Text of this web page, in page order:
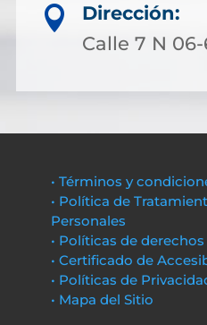

Dirección:
Calle 7 N
• Términos y
• Política de
Personales
• Políticas de
• Certificado de
• Políticas de
• Mapa del Sitio